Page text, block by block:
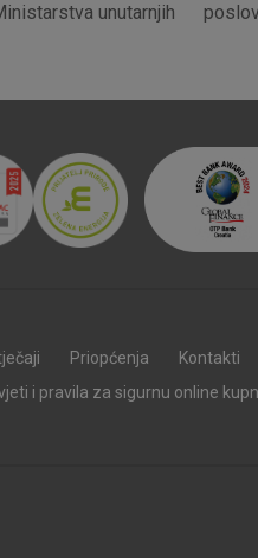
unutarnjih
Priopćenja
Kontakti
i pravila za sigurnu online
kolačići - uvijek
postaviti da blokira te
slučaju neki dijelovi stranice neće
informacije koje bi vas mogle
o kolačićima